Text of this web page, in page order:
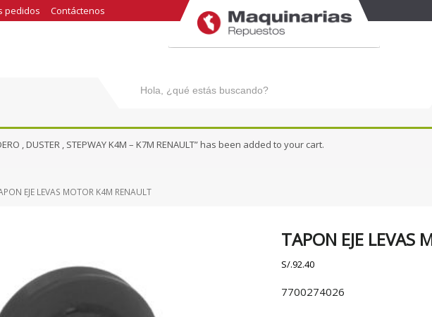
pedidos Contáctenos
productos
FRONTIER NP300
KICKS
PATHFINDER
PATROL
QASHQAI
SENTRA 1.8 - 2.0
VERSA N17X
X-TRAIL
, DUSTER , STEPWAY K4M – K7M RENAULT” has been added to your cart.
EJE LEVAS MOTOR K4M RENAULT
TAPON EJE LEVAS
S/.92.40
7700274026